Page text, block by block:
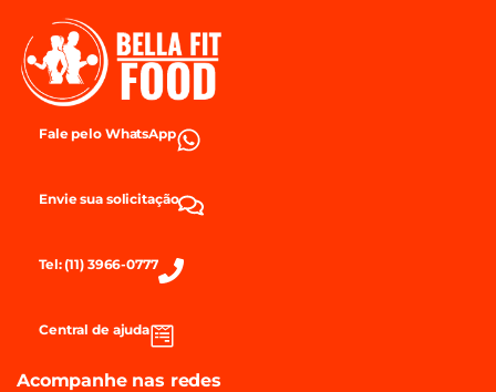
Fale pelo WhatsApp
Envie sua solicitação
Tel: (11) 3966-0777
Central de ajuda
Acompanhe nas redes